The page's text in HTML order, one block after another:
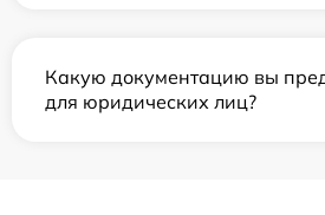
Какую документацию вы
для юридических лиц?